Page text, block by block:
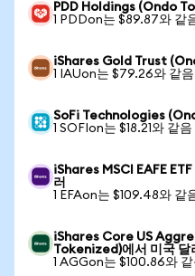
PDD Holdings (Ondo
1 PDDon는 $89.87와 같
iShares Gold Trust
1 IAUon는 $79.26와 같음
SoFi Technologies
1 SOFIon는 $18.21와 같음
iShares MSCI EAFE
러
1 EFAon는 $109.48와 같
iShares Core US
Tokenized)에서 미국 달
1 AGGon는 $100.86와 같